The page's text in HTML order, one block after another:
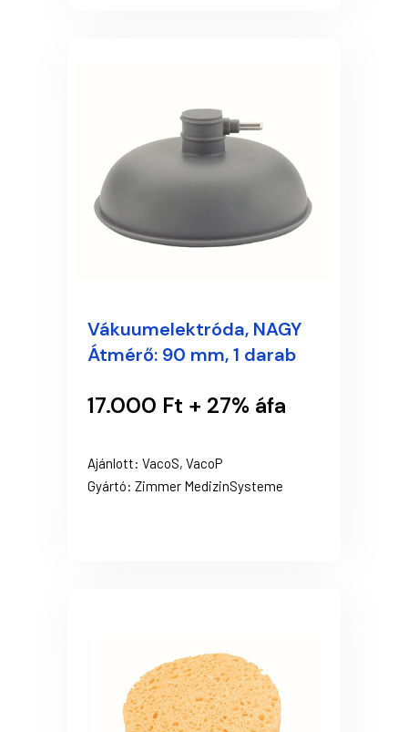
Vákuumelektróda, NAGY
Átmérő: 90 mm, 1 darab
17.000 Ft + 27% áfa
Ajánlott: VacoS, VacoP
Gyártó: Zimmer MedizinSysteme